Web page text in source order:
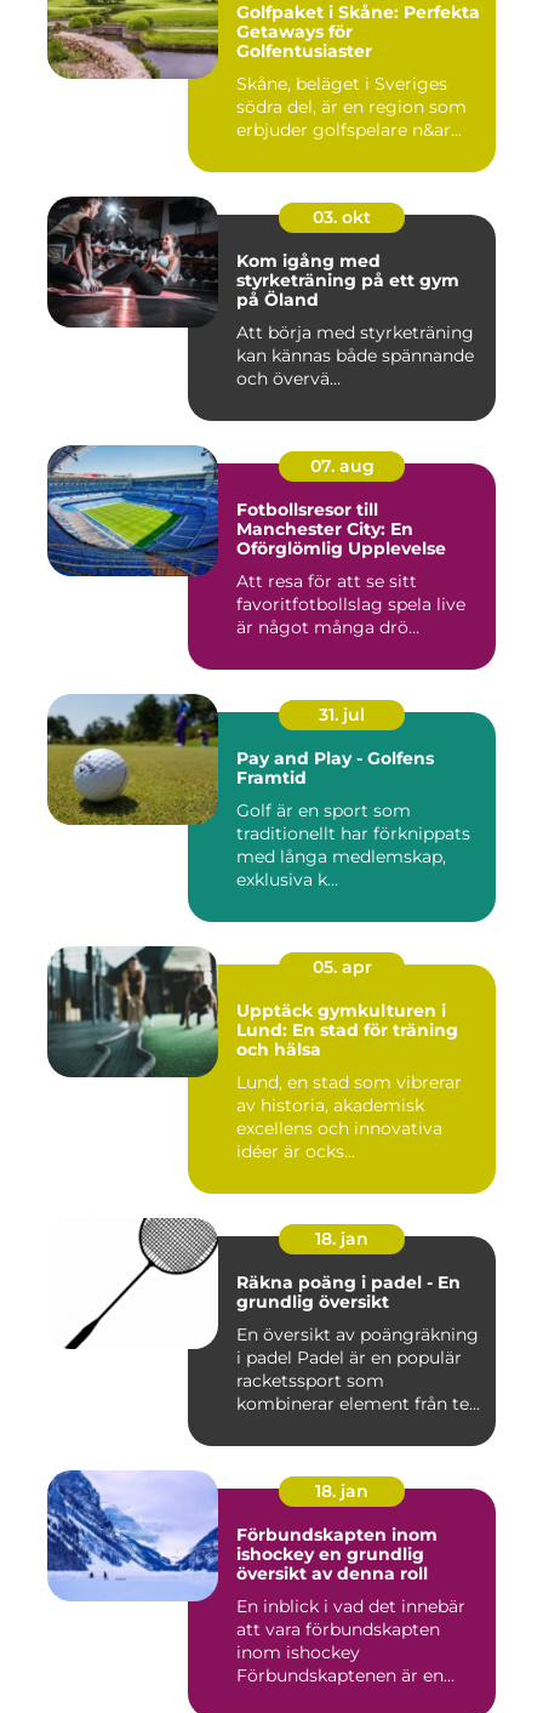
Golfpaket i Skåne: Perfekta
Getaways för
Golfentusiaster
Skåne, beläget i Sveriges
södra del, är en region som
erbjuder golfspelare n&ar...
03. okt
Kom igång med
styrketräning på ett gym
på Öland
Att börja med styrketräning
kan kännas både spännande
och övervä...
07. aug
Fotbollsresor till
Manchester City: En
Oförglömlig Upplevelse
Att resa för att se sitt
favoritfotbollslag spela live
är något många drö...
31. jul
Pay and Play - Golfens
Framtid
Golf är en sport som
traditionellt har förknippats
med långa medlemskap,
exklusiva k...
05. apr
Upptäck gymkulturen i
Lund: En stad för träning
och hälsa
Lund, en stad som vibrerar
av historia, akademisk
excellens och innovativa
idéer är ocks...
18. jan
Räkna poäng i padel - En
grundlig översikt
En översikt av poängräkning
i padel Padel är en populär
racketssport som
kombinerar element från te...
18. jan
Förbundskapten inom
ishockey en grundlig
översikt av denna roll
En inblick i vad det innebär
att vara förbundskapten
inom ishockey
Förbundskaptenen är en